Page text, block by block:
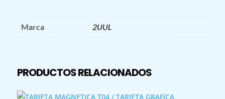
Marca 2UUL
PRODUCTOS RELACIONADOS